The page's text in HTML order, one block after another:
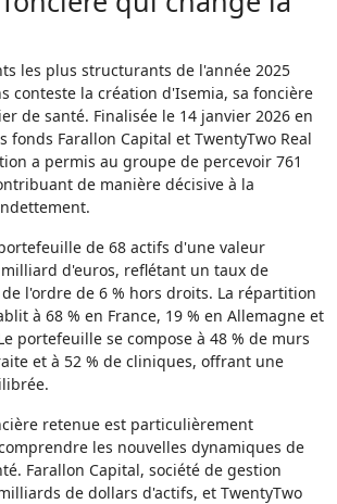
les plus structurants de l'année 2025
conteste la création d'Isemia, sa foncière
de santé. Finalisée le 14 janvier 2026 en
fonds Farallon Capital et TwentyTwo Real
a permis au groupe de percevoir 761
de manière décisive à la
de 68 actifs d'une valeur
d'euros, reflétant un taux de
l'ordre de 6 % hors droits. La répartition
à 68 % en France, 19 % en Allemagne et
portefeuille se compose à 48 % de murs
et à 52 % de cliniques, offrant une
retenue est particulièrement
les nouvelles dynamiques de
Farallon Capital, société de gestion
de dollars d'actifs, et TwentyTwo